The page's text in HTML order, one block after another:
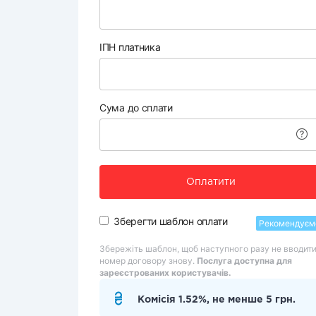
ІПН платника
Сума до сплати
Оплатити
Зберегти шаблон оплати
Збережіть шаблон, щоб наступного разу не вводити
номер договору знову. Послуга доступна для
зареєстрованих користувачів.
Комісія 1.52%, не менше 5 грн.